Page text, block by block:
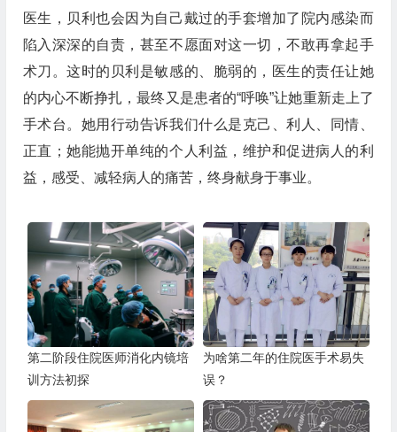
医生，贝利也会因为自己戴过的手套增加了院内感染而
陷入深深的自责，甚至不愿面对这一切，不敢再拿起手
术刀。这时的贝利是敏感的、脆弱的，医生的责任让她
的内心不断挣扎，最终又是患者的“呼唤”让她重新走上了
手术台。她用行动告诉我们什么是克己、利人、同情、
正直；她能抛开单纯的个人利益，维护和促进病人的利
益，感受、减轻病人的痛苦，终身献身于事业。
第二阶段住院医师消化内镜培
训方法初探
为啥第二年的住院医手术易失
误？